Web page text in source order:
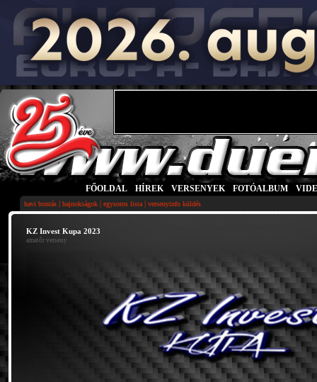
FŐOLDAL HÍREK VERSENYEK FOTÓALBUM
havi bontás | bajnokságok | egysoros lista | versenyinfo küldés
KZ Invest Kupa 2023
amatőr verseny